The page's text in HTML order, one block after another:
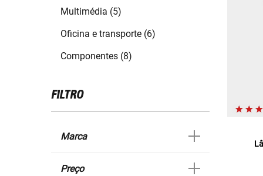
Multimédia (5)
Oficina e transporte (6)
Componentes (8)
FILTRO
Marca
Preço